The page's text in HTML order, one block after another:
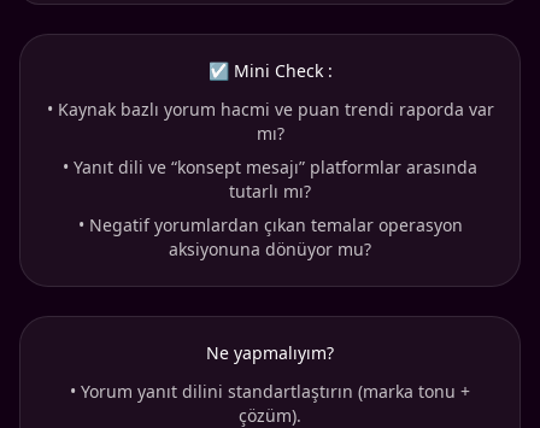
☑ Mini Check :
• Kaynak bazlı yorum hacmi ve puan trendi raporda var
mı?
• Yanıt dili ve “konsept mesajı” platformlar arasında
tutarlı mı?
• Negatif yorumlardan çıkan temalar operasyon
aksiyonuna dönüyor mu?
Ne yapmalıyım?
• Yorum yanıt dilini standartlaştırın (marka tonu +
çözüm).